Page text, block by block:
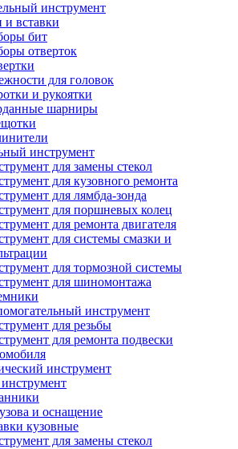
инструмент
и вставки
бит
отверток
для головок
и рукоятки
шарниры
инструмент
для замены стекол
для кузовного ремонта
для лямбда-зонда
для поршневых колец
для ремонта двигателя
для системы смазки и
для тормозной системы
для шиномонтажа
инструмент
для резьбы
для ремонта подвески
инструмент
и оснащение
кузовные
для замены стекол